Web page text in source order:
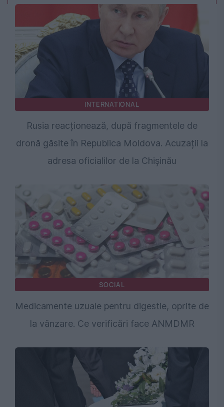
INTERNATIONAL
Rusia reacționează, după fragmentele de
dronă găsite în Republica Moldova. Acuzații la
adresa oficialilor de la Chișinău
SOCIAL
Medicamente uzuale pentru digestie, oprite de
la vânzare. Ce verificări face ANMDMR